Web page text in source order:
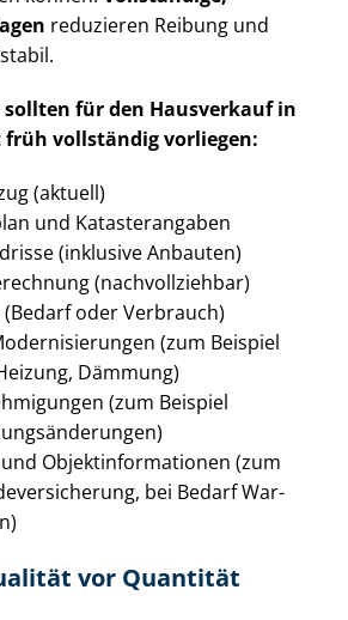
reduzieren Reibung und
sollten für den Hausverkauf in
vollständig vorliegen:
(aktuell)
und Katasterangaben
(inklusive Anbauten)
(nachvollziehbar)
(Bedarf oder Verbrauch)
(zum Beispiel
Dämmung)
(zum Beispiel
Ob­jekt­in­for­ma­tio­nen (zum
bei Bedarf War­
vor Quantität